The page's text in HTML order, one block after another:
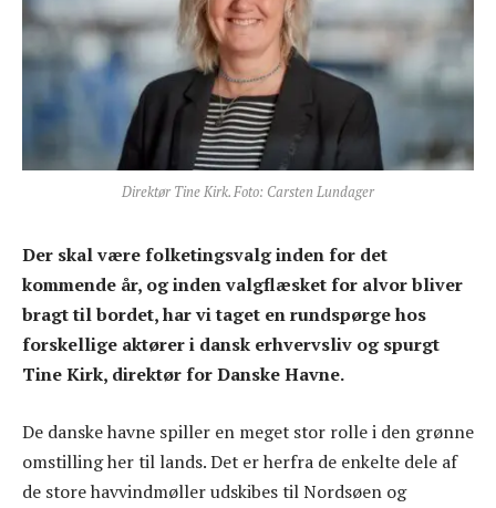
Direktør Tine Kirk. Foto: Carsten Lundager
Der skal være folketingsvalg inden for det
kommende år, og inden valgflæsket for alvor bliver
bragt til bordet, har vi taget en rundspørge hos
forskellige aktører i dansk erhvervsliv og spurgt
Tine Kirk, direktør for Danske Havne.
De danske havne spiller en meget stor rolle i den grønne
omstilling her til lands. Det er herfra de enkelte dele af
de store havvindmøller udskibes til Nordsøen og